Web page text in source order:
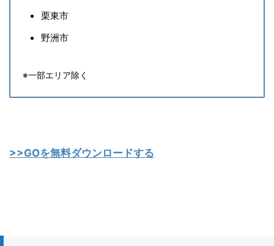
栗東市
野洲市
※一部エリア除く
>>GOを無料ダウンロードする